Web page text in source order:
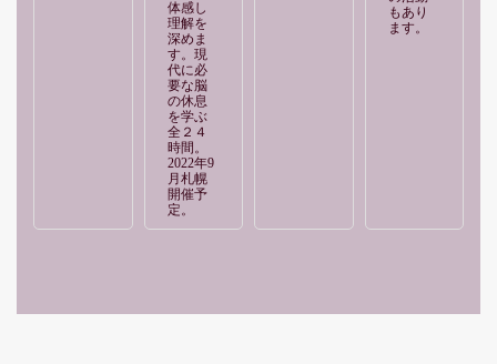
体感し
理解を
深めま
す。現
代に必
要な脳
の休息
を学ぶ
全２４
時間。
2022年9
月札幌
開催予
定。
もあり
ます。